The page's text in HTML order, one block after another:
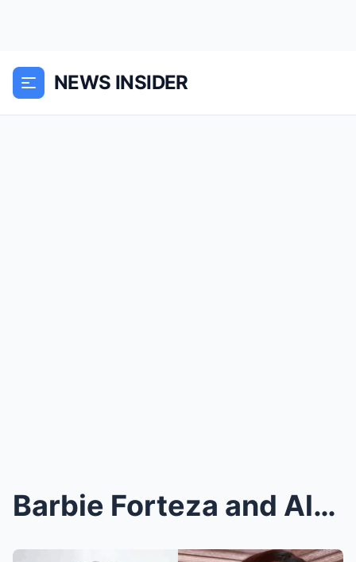
NEWS INSIDER
Barbie Forteza and Alden Richards Caught in the Sp...